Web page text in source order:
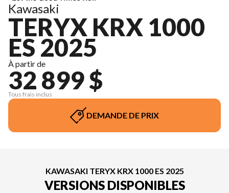
Kawasaki
TERYX KRX 1000
ES 2025
À partir de
32 899 $
Tous frais inclus
DEMANDE DE PRIX
KAWASAKI TERYX KRX 1000 ES 2025
VERSIONS DISPONIBLES